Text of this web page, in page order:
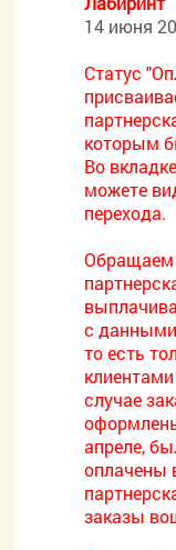
14 июня
Статус
которым
Во
можете
перехода.
Обращаем
с данными
то есть
случае
апреле,
оплачены
заказы